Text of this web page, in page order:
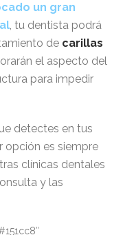
un gran
, tu dentista podrá
de carillas
el aspecto del
para impedir
detectes en tus
opción es siempre
clínicas dentales
y las